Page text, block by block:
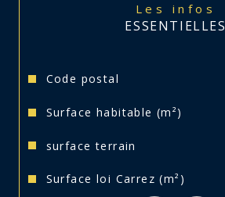
Les infos
ESSENTIELLES
Caractéristiques Valeurs
Code postal
Surface habitable (m²)
surface terrain
Surface loi Carrez (m²)
- Huisseries PVC double vitrage